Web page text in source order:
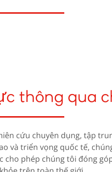
thông qua
cứu chuyên dụng, tập
và triển vọng quốc tế,
cho phép chúng tôi đóng